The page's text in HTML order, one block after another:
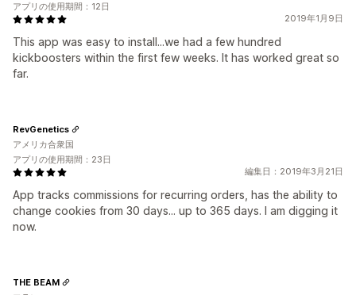
2019年1月9日
This app was easy to install...we had a few hundred
kickboosters within the first few weeks. It has worked great so
far.
アプリの使用期間：12日
編集日：2019年3月21日
App tracks commissions for recurring orders, has the ability to
change cookies from 30 days... up to 365 days. I am digging it
now.
RevGenetics
アメリカ合衆国
アプリの使用期間：23日
THE BEAM